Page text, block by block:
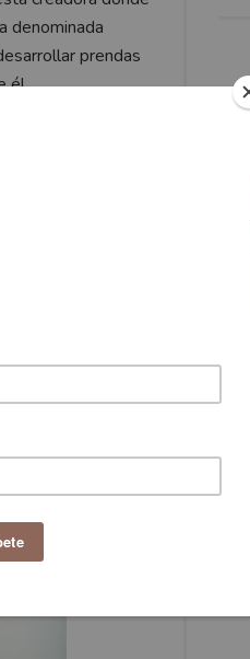
denominada
prendas
él.